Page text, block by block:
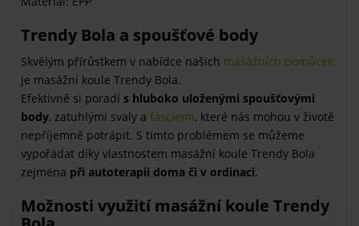
Trendy Bola a spoušťové body
Skvělým přírůstkem v nabídce našich masážních pomůcek
je masážní koule Trendy Bola.
Efektivně si poradí s hluboko uloženými spoušťovými
body, zatuhlými svaly a fasciemi, které nás mohou v životě
nepříjemně potrápit. S tímto problémem se můžeme
vypořádat díky vlastnostem masážní koule Trendy Bola
zejména při autoterapii doma či v ordinaci.
Možnosti využití masážní koule Trendy